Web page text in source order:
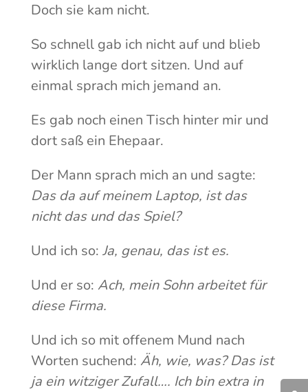
Doch sie kam nicht.
So schnell gab ich nicht auf und blieb
wirklich lange dort sitzen. Und auf
einmal sprach mich jemand an.
Es gab noch einen Tisch hinter mir und
dort saß ein Ehepaar.
Der Mann sprach mich an und sagte:
Das da auf meinem Laptop, ist das
nicht das und das Spiel?
Und ich so: Ja, genau, das ist es.
Und er so: Ach, mein Sohn arbeitet für
diese Firma.
Und ich so mit offenem Mund nach
Worten suchend: Äh, wie, was? Das ist
ja ein witziger Zufall…. Ich bin extra in